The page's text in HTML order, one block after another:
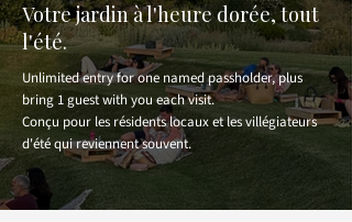
Votre jardin à l'heure dorée, tout
l'été.
Unlimited entry for one named passholder, plus
bring 1 guest with you each visit.
Conçu pour les résidents locaux et les villégiateurs
d'été qui reviennent souvent.